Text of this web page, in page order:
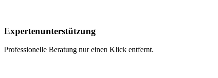
Expertenunterstützung
Professionelle Beratung nur einen Klick entfernt.